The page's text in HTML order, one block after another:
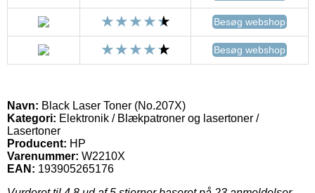
Besøg webshop
Besøg webshop
Navn: Black Laser Toner (No.207X)
Kategori: Elektronik / Blækpatroner og lasertoner /
Lasertoner
Producent: HP
Varenummer: W2210X
EAN: 193905265176